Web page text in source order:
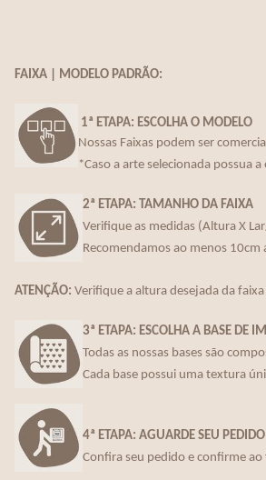
FAIXA | MODELO PADRÃO:
1ª ETAPA: ESCOLHA O MODELO
Nossas Faixas podem ser
*Caso a arte selecionada possua
2ª ETAPA: TAMANHO DA FAIXA
Verifique as medidas (Altura X
Recomendamos ao menos
ATENÇÃO: Verifique a altura desejada da
3ª ETAPA: ESCOLHA A BASE DE
Todas as nossas bases são
Cada base possui uma textura
4ª ETAPA: AGUARDE SEU PEDIDO
Confira seu pedido e confirme